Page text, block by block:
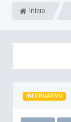
Início
INFORMATIVO